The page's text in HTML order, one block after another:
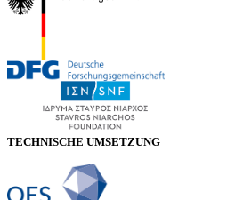
TECHNISCHE UMSETZUNG